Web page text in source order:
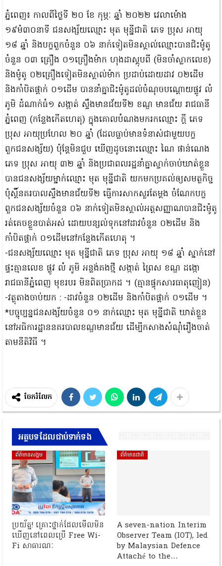
ភ្នំពេញ៖ កាលពីថ្ងៃទី ២០ ខែ កុម្ភៈ ឆ្នាំ ២០២២ វេលាម៉ោង
១៩ម៉៣០នាទី ជនសង្ស័យឈ្មោះ មុត មុន្នីជាតិ ភេទ ប្រុស អាយុ
១៨ ឆ្នាំ និងបក្ខពួកចំនួន ០៦ នាក់ទៀតមិនស្គាល់ឈ្មោះបានជិះម៉ូតូ
ចំនួន ០៣ គ្រឿង ០១គ្រឿងម៉ាក ហុងដាស្គុបពី (មិនចាំស្លាកលេខ)
និងម៉ូតូ ០២គ្រឿងទៀតមិនស្គាល់ម៉ាក ប្រដាប់ដោយដាវ ០២ដើម
និងកាំបិតផ្គាក់ ០១ដើម បាននាំគ្នាជិះម៉ូតូដល់ចំណុចបណ្តោយផ្លូវ លំ
ភូមិ ដំណាក់ធំ១ សង្កាត់ ស្ទឹងមានជ័យទី២ ខណ្ឌ មានជ័យ រាជធានី
ភ្នំពេញ (កន្លែងកើតហេតុ) ក្នុងគោលបំណងមករកឈ្មោះ ក្តី ភេទ
ប្រុស អាយុប្រហែល ២០ ឆ្នាំ (ដែលធ្លាប់មានទំនាស់ជាមួយបក្ខ
ពួកជនសង្ស័យ) ប៉ុន្តែមិនជួប ឃើញដូចនោះឈ្មោះ ណៃ ផាន់ណេង
ភេទ ប្រុស អាយុ ៣២ ឆ្នាំ និងប្រជាពលរដ្ឋនាំគ្នាស្ទាក់ចាប់ឃាត់ខ្លួន
បានជនសង្ស័យម្នាក់ឈ្មោះ មុត មុន្នីជាតិ យកមកប្រគល់ឲ្យសមត្ថកិច្ច
ប៉ុស្តិ៍នគរបាលស្ទឹងមានជ័យទី២ ធ្វើការសាកសួរតែម្តង ចំណែកបក្ខ
ពួកជនសង្ស័យចំនួន ០៦ នាក់ទៀតមិនស្គាល់អត្តសញ្ញាណបានជិះម៉ូតូ
រត់គេចខ្លួនបាត់អស់ ដោយបន្សល់ទុកនៅដាវចំនួន ០២ដើម និង
កាំបិតផ្គាក់ ០១ដើមនៅកន្លែងកើតហេតុ ។
-ជនសង្ស័យឈ្មោះ មុត មុន្នីជាតិ ភេទ ប្រុស អាយុ ១៨ ឆ្នាំ ស្នាក់នៅ
ផ្ទះគ្មានលេខ ផ្លូវ លំ ភូមិ អន្លង់គងថ្មី សង្កាត់ ព្រៃស ខណ្ឌ ដង្កោ
រាជធានីភ្នំពេញ មុខរបរ មិនពិតប្រាកដ ។ (គ្មានផ្ទុកសារធាតុញៀន)
-វត្ថុតាងចាប់យក : -ដាវចំនួន ០២ដើម និងកាំបិតផ្គាក់ ០១ដើម ។
*បច្ចុប្បន្នជនសង្ស័យចំនួន ០១ នាក់ឈ្មោះ មុត មុន្នីជាតិ ឃាត់ខ្លួន
នៅអធិការដ្ឋាននគរបាលខណ្ឌមានជ័យ ដើម្បីកសាងសំណុំរឿងចាត់
តាមនីតិវិធី ។
ចែករំលែក
អត្ថបទដែលជាប់ទាក់ទង
ព័ត៍មានសង្គម
ប្រយ័ត្ន! គ្រោះថ្នាក់ដែលមើលមិន
ឃើញនៅពេលប្រើ Free Wi-
Fi សាធារណៈ
ព័ត៌មានជាតិ
A seven-nation Interim
Observer Team (IOT), led
by Malaysian Defence
Attaché to the…